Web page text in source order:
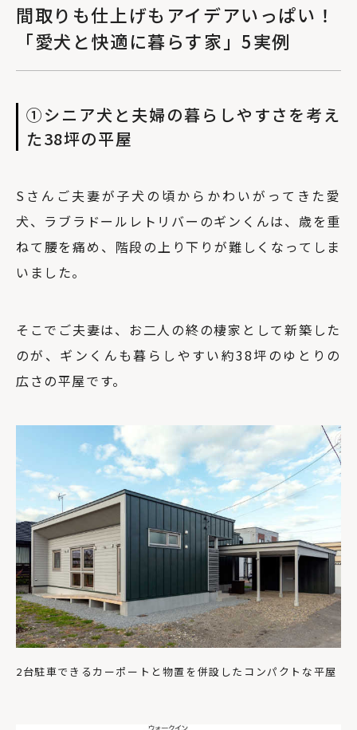
間取りも仕上げもアイデアいっぱい！
「愛犬と快適に暮らす家」5実例
①シニア犬と夫婦の暮らしやすさを考え
た38坪の平屋
Sさんご夫妻が子犬の頃からかわいがってきた愛
犬、ラブラドールレトリバーのギンくんは、歳を重
ねて腰を痛め、階段の上り下りが難しくなってしま
いました。
そこでご夫妻は、お二人の終の棲家として新築した
のが、ギンくんも暮らしやすい約38坪のゆとりの
広さの平屋です。
2台駐車できるカーポートと物置を併設したコンパクトな平屋